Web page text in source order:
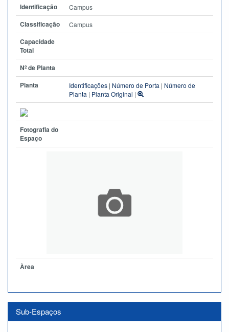
Identificação Campus
Classificação Campus
Capacidade
Total
Nº de Planta
Planta
Identificações | Número de Porta | Número de
Planta | Planta Original |
Fotografia do
Espaço
Àrea
Sub-Espaços